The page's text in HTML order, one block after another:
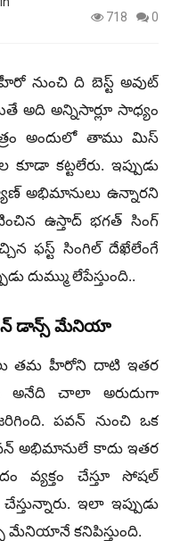
718
0
ది బెస్ట్ అవుట్
అది అన్నిసార్లూ సాధ్యం
అందులో తాము మిస్
కట్టలేరు. ఇప్పుడు
అభిమానులు ఉన్నారని
ఉస్తాద్ భగత్ సింగ్
ఫస్ట్ సింగిల్ దేఖేలేంగే
దుమ్ము లేపేస్తుంది..
డాన్స్ మేనియా
తమ హీరోని దాటి ఇతర
అనేది చాలా అరుదుగా
పవన్ నుంచి ఒక
అభిమానులే కాదు ఇతర
వ్యక్తం చేస్తూ సోషల్
ఇలా ఇప్పుడు
కనిపిస్తుంది.